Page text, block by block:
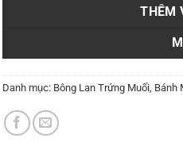
THÊM
Danh mục: Bông Lan Trứng Muối Bánh